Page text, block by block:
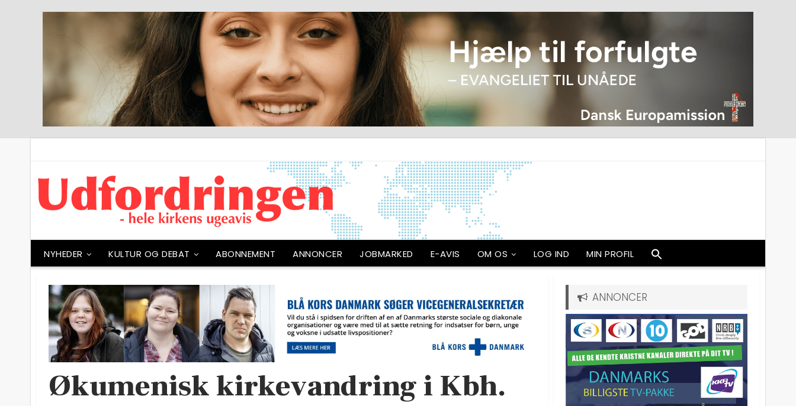
NYHEDER KULTUR OG DEBAT ABONNEMENT ANNONCER JOBMARKED E-AVIS OM OS LOG IND MIN PROFIL
Økumenisk kirkevandring i Kbh.
ANNONCER